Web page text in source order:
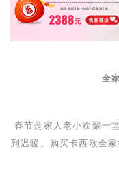
全
春节是家人老小欢聚一
到温暖。购买卡西欧全